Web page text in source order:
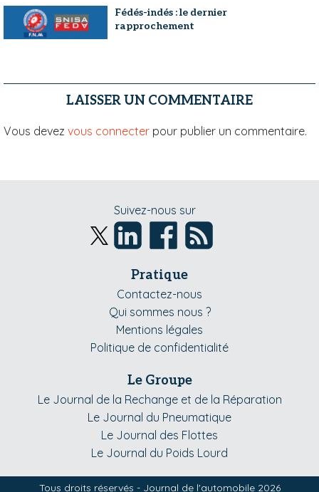
Fédés-indés : le dernier
rapprochement
LAISSER UN COMMENTAIRE
Vous devez vous connecter pour publier un commentaire.
Suivez-nous sur
Pratique
Contactez-nous
Qui sommes nous ?
Mentions légales
Politique de confidentialité
Le Groupe
Le Journal de la Rechange et de la Réparation
Le Journal du Pneumatique
Le Journal des Flottes
Le Journal du Poids Lourd
Tous droits réservés - Journal de l'automobile 2026